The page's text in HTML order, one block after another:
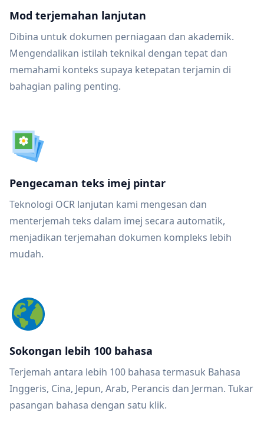
Mod terjemahan lanjutan
Dibina untuk dokumen perniagaan dan akademik.
Mengendalikan istilah teknikal dengan tepat dan
memahami konteks supaya ketepatan terjamin di
bahagian paling penting.
Pengecaman teks imej pintar
Teknologi OCR lanjutan kami mengesan dan
menterjemah teks dalam imej secara automatik,
menjadikan terjemahan dokumen kompleks lebih
mudah.
Sokongan lebih 100 bahasa
Terjemah antara lebih 100 bahasa termasuk Bahasa
Inggeris, Cina, Jepun, Arab, Perancis dan Jerman. Tukar
pasangan bahasa dengan satu klik.